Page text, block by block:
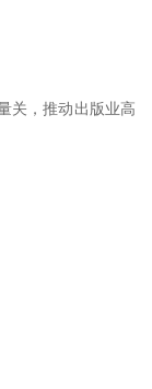
关，推动出版业高